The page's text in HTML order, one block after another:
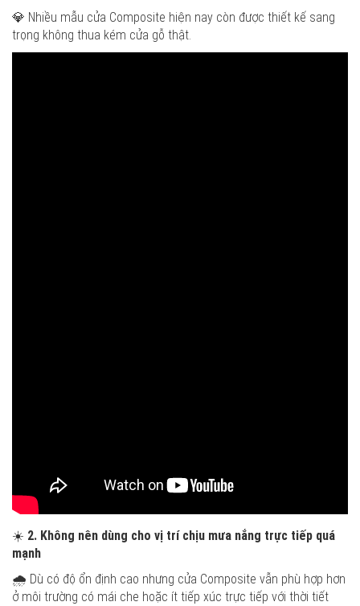
💎 Nhiều mẫu cửa Composite hiện nay còn được thiết kế sang
trọng không thua kém cửa gỗ thật.
☀️ 2. Không nên dùng cho vị trí chịu mưa nắng trực tiếp quá
mạnh
🌧️ Dù có độ ổn định cao nhưng cửa Composite vẫn phù hợp hơn
ở môi trường có mái che hoặc ít tiếp xúc trực tiếp với thời tiết